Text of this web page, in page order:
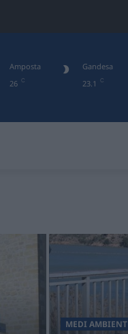
26 C
Amposta
23.1
C
Gandesa
MEDI AMBIENT